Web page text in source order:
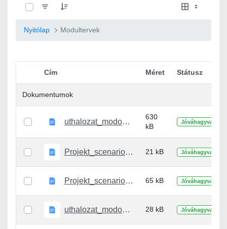
Nyitólap Modultervek
Elem kiválasztása
Cím Méret Státusz
Dokumentumok
uthalozat_modosito_specifikacio.docx
630
kB
Jóváhagyva
Projekt_scenario_igenyfelmeres.docx 21 kB Jóváhagyva
Projekt_scenario_specifikacio.docx 65 kB Jóváhagyva
uthalozat_modosito_igenyfelmeres.docx 28 kB Jóváhagyva